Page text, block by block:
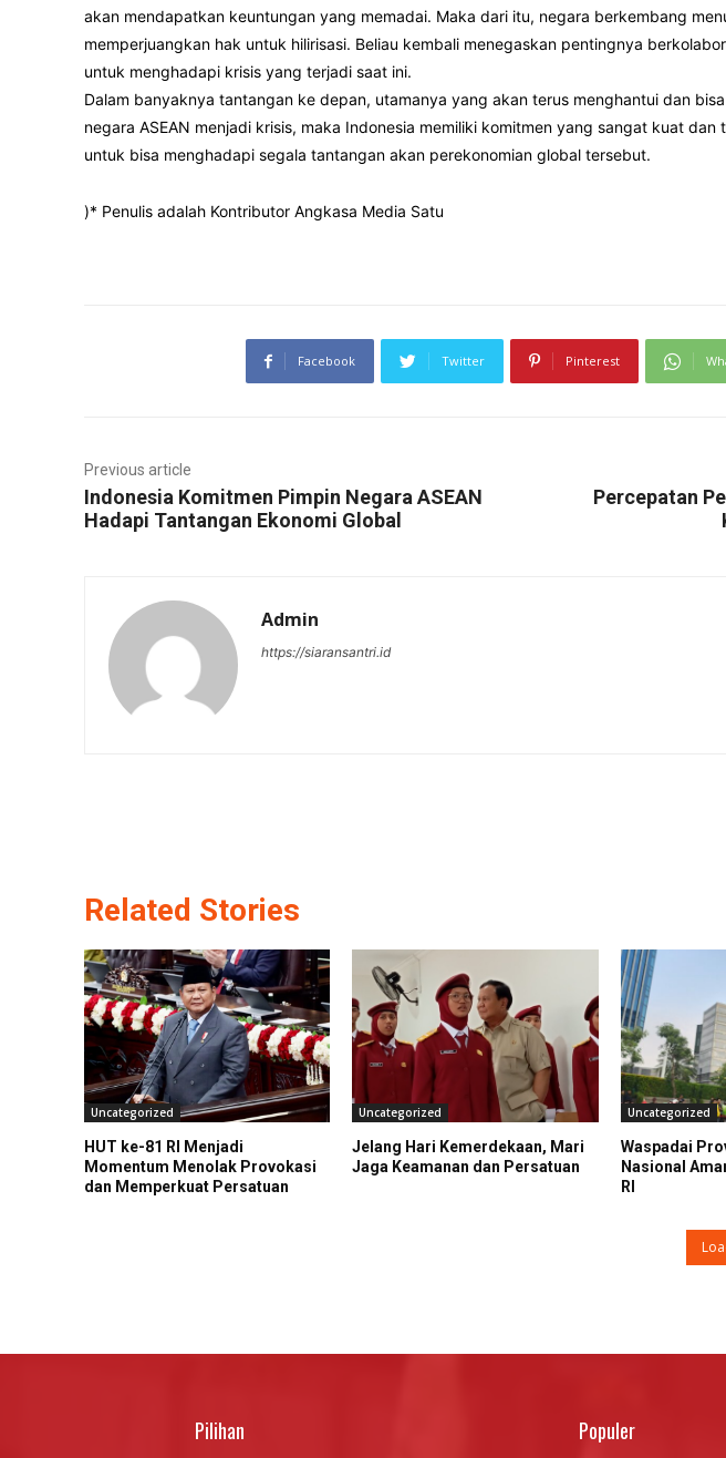
akan mendapatkan keuntungan yang memadai. Maka dari itu, negara berkembang
memperjuangkan hak untuk hilirisasi. Beliau kembali menegaskan pentingnya
untuk menghadapi krisis yang terjadi saat ini.
Dalam banyaknya tantangan ke depan, utamanya yang akan terus menghantui dan
negara ASEAN menjadi krisis, maka Indonesia memiliki komitmen yang sangat kuat dan
untuk bisa menghadapi segala tantangan akan perekonomian global tersebut.
)* Penulis adalah Kontributor Angkasa Media Satu
Facebook Twitter Pinterest
Previous article
Indonesia Komitmen Pimpin Negara ASEAN
Hadapi Tantangan Ekonomi Global
Percepatan
Admin
https://siaransantri.id
Related Stories
Uncategorized
HUT ke-81 RI Menjadi
Momentum Menolak Provokasi
dan Memperkuat Persatuan
Uncategorized
Jelang Hari Kemerdekaan, Mari
Jaga Keamanan dan Persatuan
Uncategorized
Waspadai
Nasional
RI
Pilihan Populer